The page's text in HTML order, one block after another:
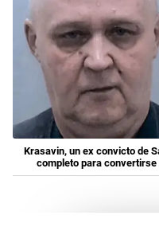
Krasavin, un ex convicto de
completo para convertirse